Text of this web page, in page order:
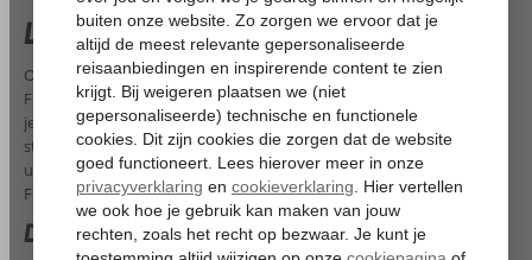
Luxe vakantie Fuerteventura
Op zoek naar een droomvakantie vol luxe en ontspanning? Ontdek
Fuerteventura met Corendon! Op ons zonnige eilandparadijs kun je
je helemaal in de watten laten leggen. Geniet van de prachtige
stranden, het heerlijke weer en de luxe resorts die we voor je hebben
uitgezocht. Bij Corendon begint jouw ultieme luxe vakantie naar
Fuerteventura!
De mooiste luxe hotels en resorts